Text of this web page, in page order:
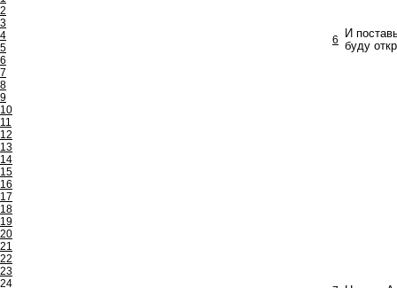
2
3
4
5
6
7
8
9
10
11
12
13
14
15
16
17
18
19
20
21
22
23
24
6
И
буду